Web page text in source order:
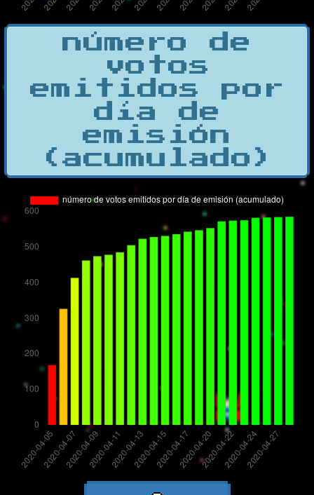
número de
votos
emitidos por
día de
emisión
(acumulado)